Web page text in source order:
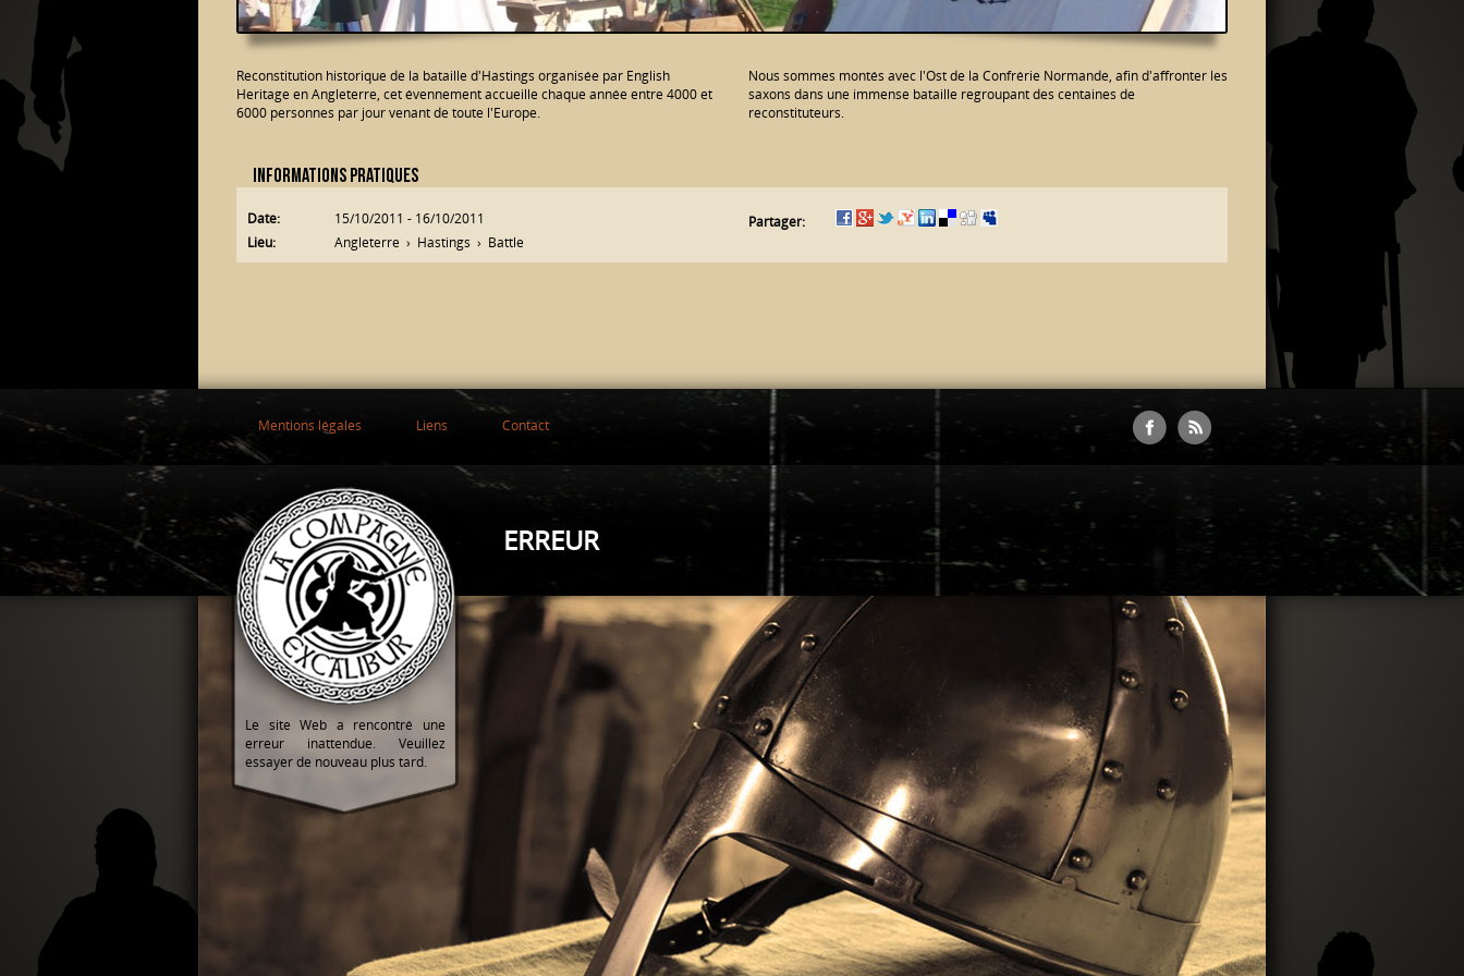
Reconstitution historique de la bataille d'Hastings organisée par English
Heritage en Angleterre, cet évennement accueille chaque année entre 4000 et
6000 personnes par jour venant de toute l'Europe.
Nous sommes montés avec l'Ost de la Confrérie Normande, afin d'affronter les
saxons dans une immense bataille regroupant des centaines de
reconstituteurs.
Informations pratiques
Date: 15/10/2011 - 16/10/2011
Lieu:
Angleterre › Hastings › Battle
Partager:
Mentions légales Liens Contact Facebook
Aller au contenu principal
ERREUR
Le site Web a rencontré une
erreur inattendue. Veuillez
essayer de nouveau plus tard.